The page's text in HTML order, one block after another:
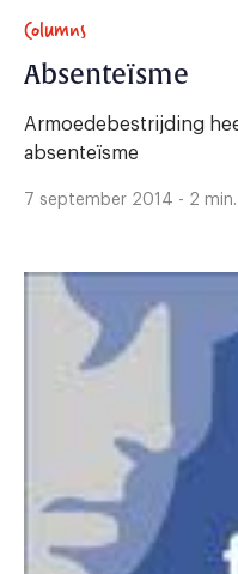
Columns
Absenteïsme
Armoedebestrijding
absenteïsme
7 september 2014 - 2 min.